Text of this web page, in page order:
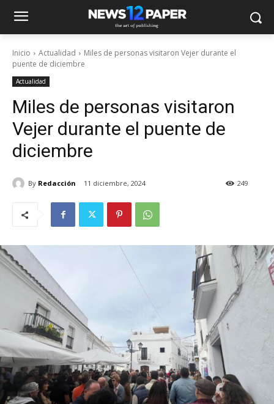
Inicio Actualidad
Miles de personas visitaron Vejer durante el
puente de diciembre
Actualidad
Miles de personas visitaron
Vejer durante el puente de
diciembre
By Redacción 11 diciembre, 2024 249